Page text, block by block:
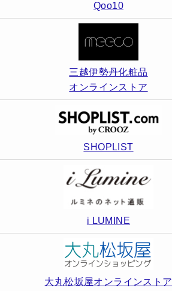
Qoo10
三越伊勢丹化粧品
オンラインストア
SHOPLIST
i LUMINE
大丸松坂屋オンラインストア